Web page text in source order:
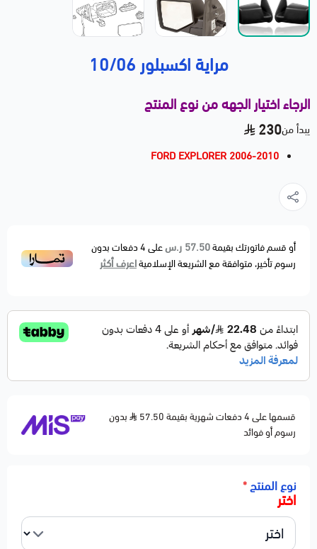
مراية اكسبلور 10/06
الرجاء اختيار الجهه من نوع المنتج
يبدأ من230
FORD EXPLORER 2006-2010
أو قسم فاتورتك بقيمة57.50 ر.س على4دفعات بدون
رسوم تأخير، متوافقة مع الشريعة الإسلاميةاعرف أكثر
قسمها على 4 دفعات شهرية بقيمة 57.50
بدون
رسوم أو فوائد
نوع المنتج*
اختر